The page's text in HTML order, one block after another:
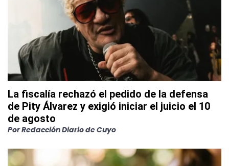
La fiscalía rechazó el pedido de la defensa
de Pity Álvarez y exigió iniciar el juicio el 10
de agosto
PorRedacción Diario de Cuyo